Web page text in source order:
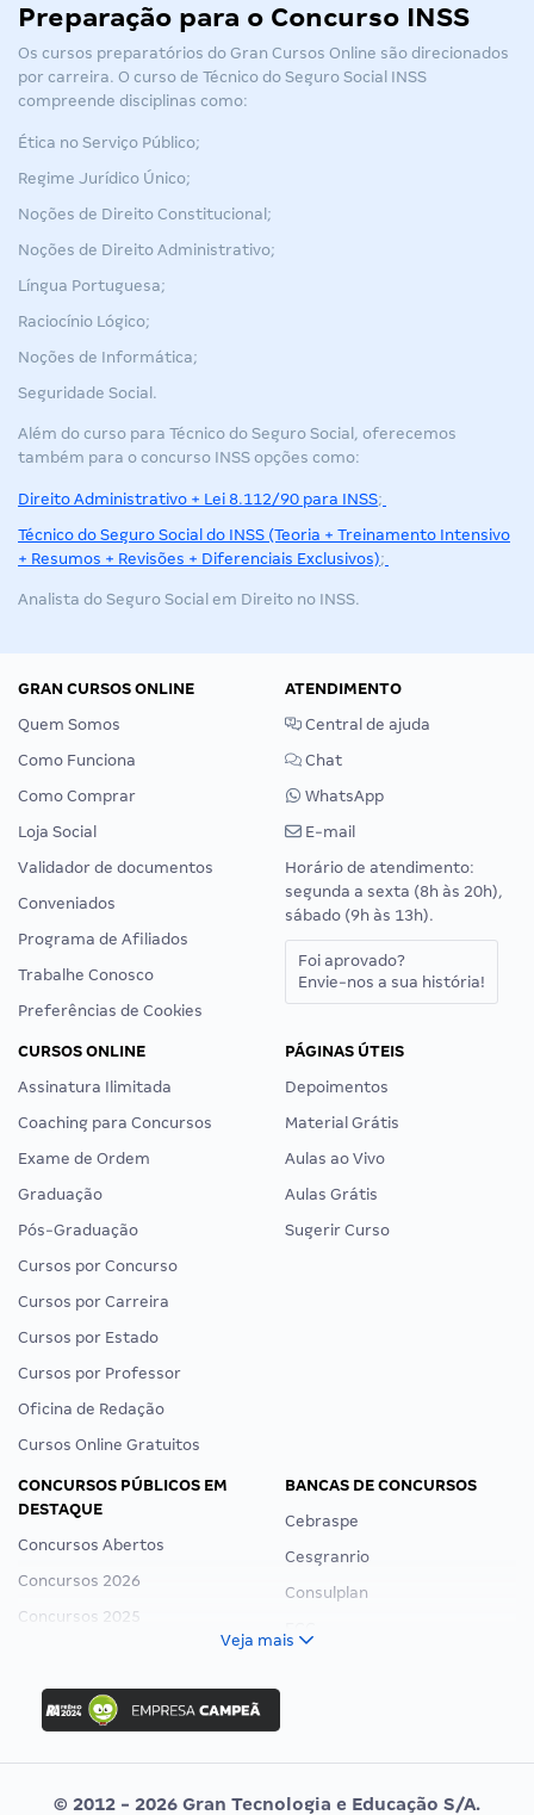
Preparação para o Concurso INSS
Os cursos preparatórios do Gran Cursos Online são direcionados
por carreira. O curso de Técnico do Seguro Social INSS
compreende disciplinas como:
Ética no Serviço Público;
Regime Jurídico Único;
Noções de Direito Constitucional;
Noções de Direito Administrativo;
Língua Portuguesa;
Raciocínio Lógico;
Noções de Informática;
Seguridade Social.
Além do curso para Técnico do Seguro Social, oferecemos
também para o concurso INSS opções como:
Direito Administrativo + Lei 8.112/90 para INSS;
Técnico do Seguro Social do INSS (Teoria + Treinamento Intensivo
+ Resumos + Revisões + Diferenciais Exclusivos);
Analista do Seguro Social em Direito no INSS.
GRAN CURSOS ONLINE
Quem Somos
Como Funciona
Como Comprar
Loja Social
Validador de documentos
Conveniados
Programa de Afiliados
Trabalhe Conosco
Preferências de Cookies
ATENDIMENTO
Central de ajuda
Chat
WhatsApp
E-mail
Horário de atendimento:
segunda a sexta (8h às 20h),
sábado (9h às 13h).
Foi aprovado?
Envie-nos a sua história!
CURSOS ONLINE
Assinatura Ilimitada
Coaching para Concursos
Exame de Ordem
Graduação
Pós-Graduação
Cursos por Concurso
Cursos por Carreira
Cursos por Estado
Cursos por Professor
Oficina de Redação
Cursos Online Gratuitos
PÁGINAS ÚTEIS
Depoimentos
Material Grátis
Aulas ao Vivo
Aulas Grátis
Sugerir Curso
CONCURSOS PÚBLICOS EM
DESTAQUE
Concursos Abertos
Concursos 2026
Concursos 2025
Concurso Ibama
Concurso MPU
Editais publicados
BANCAS DE CONCURSOS
Cebraspe
Cesgranrio
Consulplan
Vunesp
Veja mais
© 2012 - 2026 Gran Tecnologia e Educação S/A.